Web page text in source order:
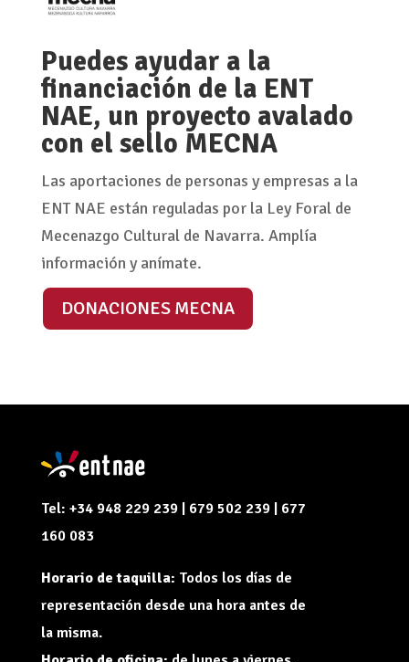
Puedes ayudar a la
financiación de la ENT
NAE, un proyecto avalado
con el sello MECNA
Las aportaciones de personas y empresas a la
ENT NAE están reguladas por la Ley Foral de
Mecenazgo Cultural de Navarra. Amplía
información y anímate.
DONACIONES MECNA
Tel: +34 948 229 239 | 679 502 239 | 677
160 083
Horario de taquilla: Todos los días de
representación desde una hora antes de
la misma.